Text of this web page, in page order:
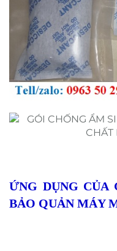
ỨNG DỤNG CỦA
BẢO QUẢN MÁY